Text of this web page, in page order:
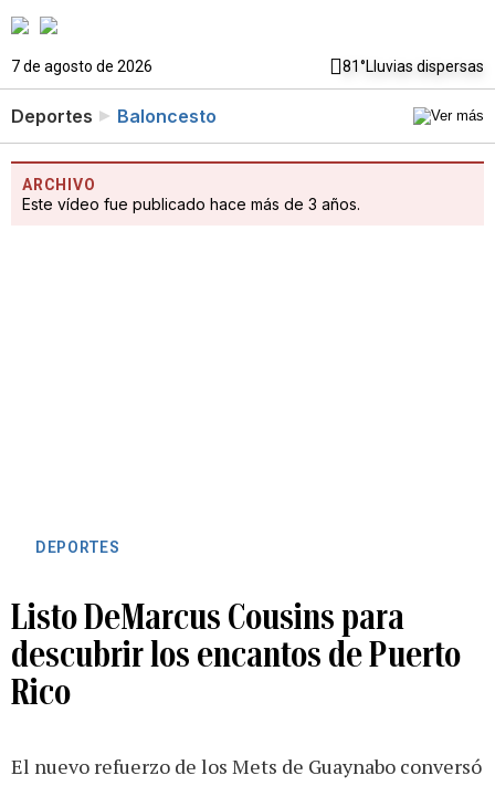
7 de agosto de 2026 81°Lluvias dispersas
Deportes Baloncesto
ARCHIVO
Este vídeo fue publicado hace más de 3 años.
DEPORTES
Listo DeMarcus Cousins para
descubrir los encantos de Puerto
Rico
El nuevo refuerzo de los Mets de Guaynabo conversó